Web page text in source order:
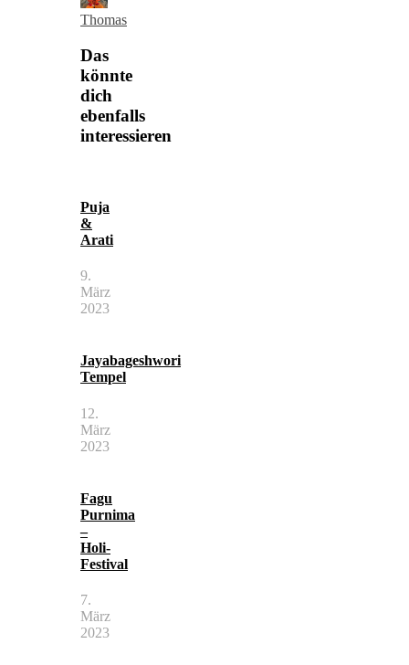
Thomas
Das
könnte
dich
ebenfalls
interessieren
Puja
&
Arati
9.
März
2023
Jayabageshwori
Tempel
12.
März
2023
Fagu
Purnima
–
Holi-
Festival
7.
März
2023